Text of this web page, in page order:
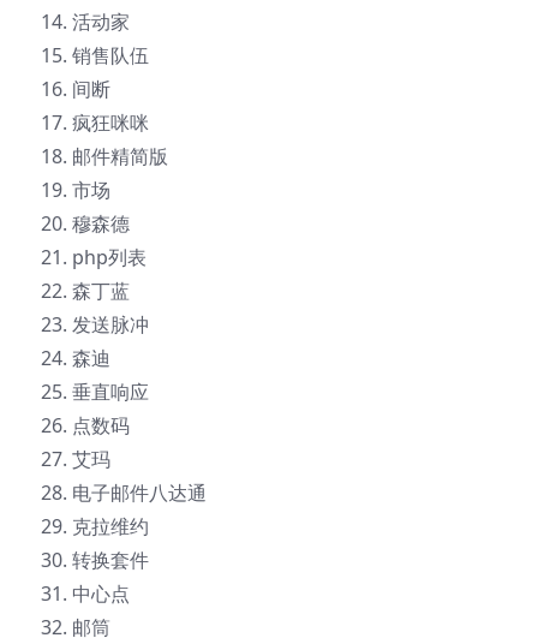
活动家
销售队伍
间断
疯狂咪咪
邮件精简版
市场
穆森德
php列表
森丁蓝
发送脉冲
森迪
垂直响应
点数码
艾玛
电子邮件八达通
克拉维约
转换套件
中心点
邮筒